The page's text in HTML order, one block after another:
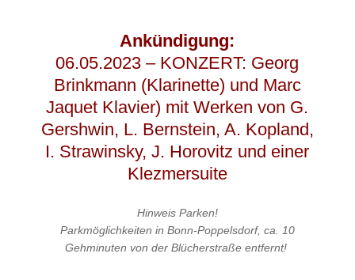
Ankündigung:
06.05.2023 – KONZERT: Georg
Brinkmann (Klarinette) und Marc
Jaquet Klavier) mit Werken von G.
Gershwin, L. Bernstein, A. Kopland,
I. Strawinsky, J. Horovitz und einer
Klezmersuite
Hinweis Parken!
Parkmöglichkeiten in Bonn-Poppelsdorf, ca. 10
Gehminuten von der Blücherstraße entfernt!